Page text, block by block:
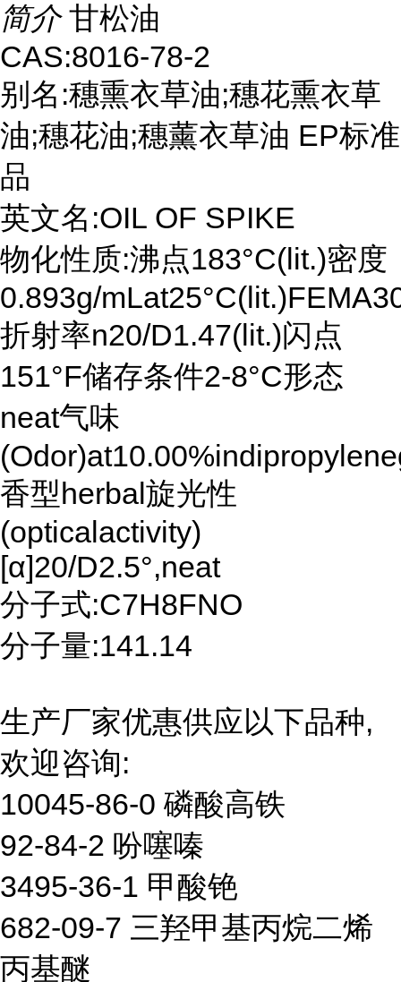
简介 甘松油
CAS:8016-78-2
别名:穗熏衣草油;穗花熏衣草
油;穗花油;穗薰衣草油 EP标准
品
英文名:OIL OF SPIKE
物化性质:沸点183°C(lit.)密度
0.893g/
折射率n20/D1.47(lit.)闪点
151°F储存条件2-8°C形态
neat气味
香型herbal旋光性
(opticalactivity)
[α]20/D2.5°,neat
分子式:C7H8FNO
分子量:141.14
生产厂家优惠供应以下品种,
欢迎咨询:
10045-86-0 磷酸高铁
92-84-2 吩噻嗪
3495-36-1 甲酸铯
682-09-7 三羟甲基丙烷二烯
丙基醚